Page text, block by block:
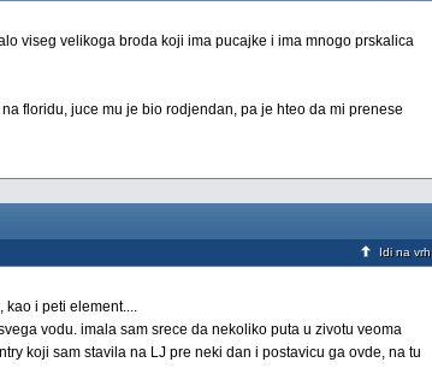
viseg velikoga broda koji ima pucajke i ima mnogo prskalica
floridu, juce mu je bio rodjendan, pa je hteo da mi prenese
Idi na vrh
kao i peti element....
vodu. imala sam srece da nekoliko puta u zivotu veoma
koji sam stavila na LJ pre neki dan i postavicu ga ovde, na tu